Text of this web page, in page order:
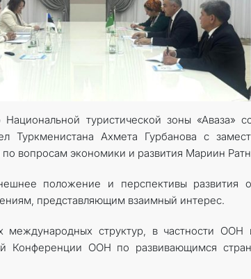
联系我们
туристической зоны «Аваза»
Туркменистана Ахмета Гурбанова с
вопросам экономики и развития Мариин
положение и перспективы развития
представляющим взаимный интерес.
международных структур, в частности
Конференции ООН по развивающимся